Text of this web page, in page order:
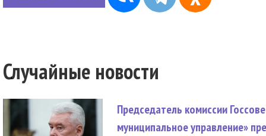
Случайные новости
Председатель комиссии
муниципальное управление»